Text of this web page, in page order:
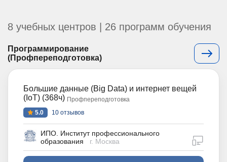
8 учебных центров | 26 программ обучения
Программирование
(Профпереподготовка)
Большие данные (Big Data) и интернет вещей
(IoT) (368ч) Профпереподготовка
5.0
10 отзывов
ИПО. Институт профессионального
образования
г. Москва